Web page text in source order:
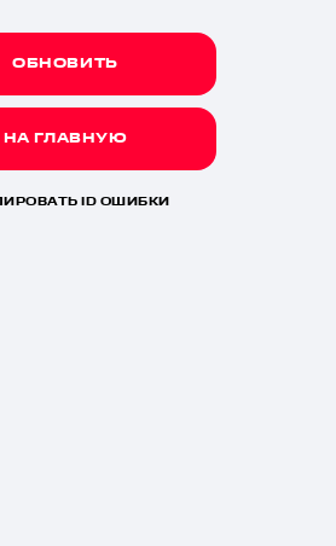
ОБНОВИТЬ
НА ГЛАВНУЮ
ID ОШИБКИ